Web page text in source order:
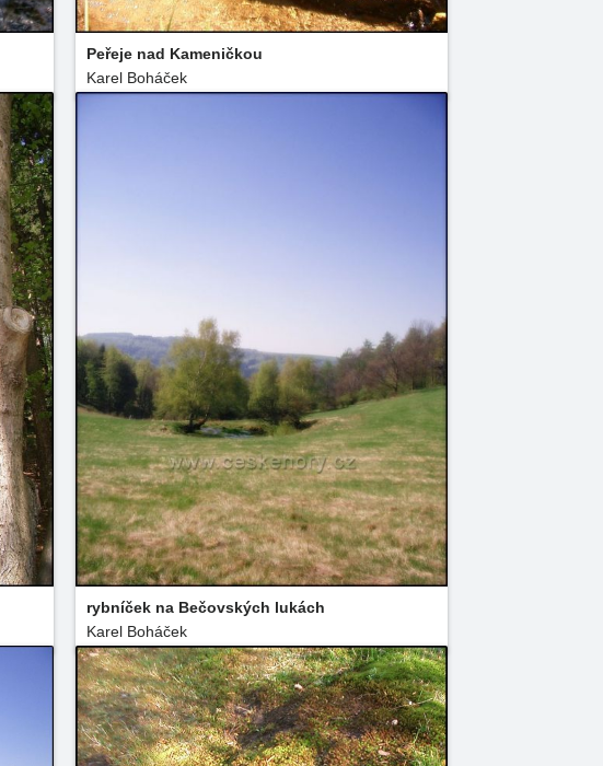
Peřeje nad Kameničkou
Karel Boháček
rybníček na Bečovských lukách
Karel Boháček